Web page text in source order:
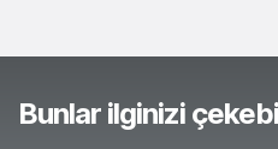
Bunlar ilginizi